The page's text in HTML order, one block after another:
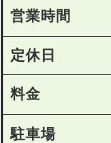
営業時間
定休日
料金
駐車場